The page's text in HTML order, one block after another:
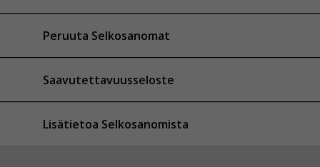
Peruuta Selkosanomat
Saavutettavuusseloste
Lisätietoa Selkosanomista